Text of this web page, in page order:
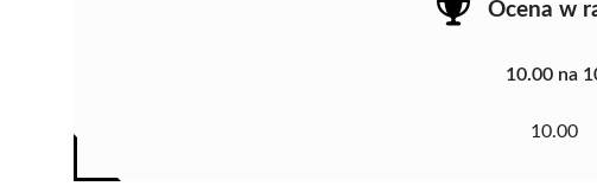
Ocena w
10.00 na
10.00